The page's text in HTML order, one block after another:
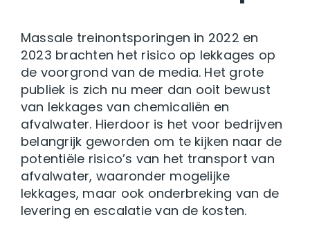
Massale treinontsporingen in 2022 en
2023 brachten het risico op lekkages op
de voorgrond van de media. Het grote
publiek is zich nu meer dan ooit bewust
van lekkages van chemicaliën en
afvalwater. Hierdoor is het voor bedrijven
belangrijk geworden om te kijken naar de
potentiële risico’s van het transport van
afvalwater, waaronder mogelijke
lekkages, maar ook onderbreking van de
levering en escalatie van de kosten.